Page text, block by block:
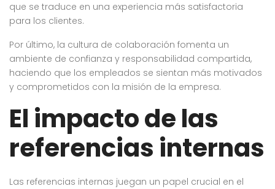
que se traduce en una experiencia más satisfactoria
para los clientes.
Por último, la cultura de colaboración fomenta un
ambiente de confianza y responsabilidad compartida,
haciendo que los empleados se sientan más motivados
y comprometidos con la misión de la empresa.
El impacto de las
referencias internas
Las referencias internas juegan un papel crucial en el